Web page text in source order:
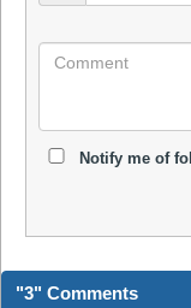
Notify me of
"3" Comments